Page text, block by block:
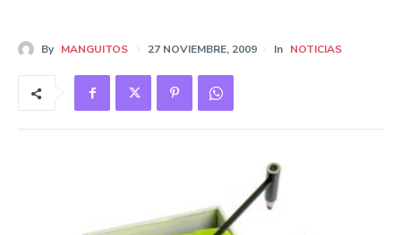
By MANGUITOS 27 NOVIEMBRE, 2009 In NOTICIAS